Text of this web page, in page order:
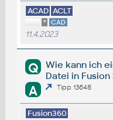
ACAD ACLT
* CAD
11.4.2023
Q
Wie kann ich
Datei in
A Tipp 13648
Fusion360